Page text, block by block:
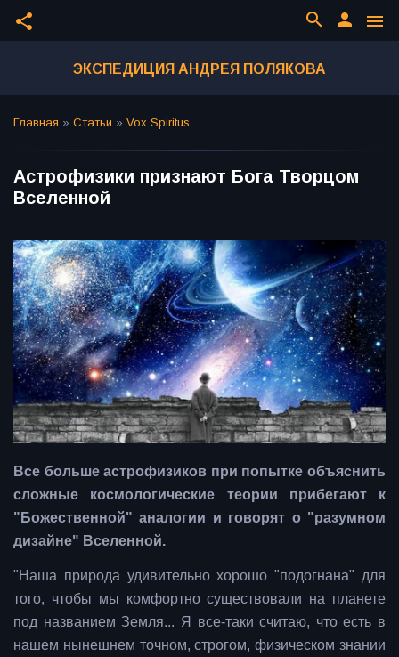
share menu
person
search
ЭКСПЕДИЦИЯ АНДРЕЯ ПОЛЯКОВА
Главная » Статьи » Vox Spiritus
Астрофизики признают Бога Творцом
Вселенной
Все больше астрофизиков при попытке объяснить
сложные космологические теории прибегают к
"Божественной" аналогии и говорят о "разумном
дизайне" Вселенной.
"Наша природа удивительно хорошо "подогнана" для
того, чтобы мы комфортно существовали на планете
под названием Земля... Я все-таки считаю, что есть в
нашем нынешнем точном, строгом, физическом знании